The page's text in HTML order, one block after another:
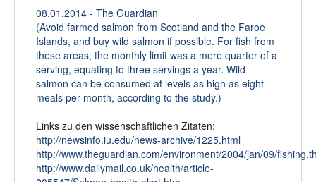
08.01.2014 - The Guardian
(Avoid farmed salmon from Scotland and the Faroe
Islands, and buy wild salmon if possible. For fish from
these areas, the monthly limit was a mere quarter of a
serving, equating to three servings a year. Wild
salmon can be consumed at levels as high as eight
meals per month, according to the study.)
Links zu den wissenschaftlichen Zitaten:
http://newsinfo.iu.edu/news-archive/1225.html
http://www.theguardian.com/environment/2004/jan/09/
http://www.dailymail.co.uk/health/article-